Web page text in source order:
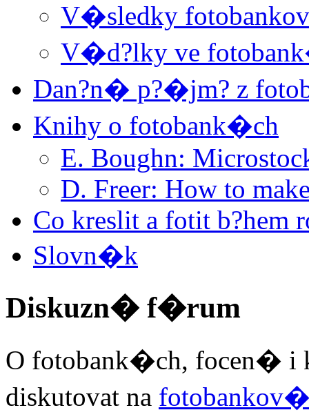
V�sledky
V�d?lky ve
Dan?n� p?�jm? z
Knihy o fotobank�ch
E. Boughn:
D. Freer: How to
Co kreslit a fotit b?hem
Slovn�k
Diskuzn� f�rum
O fotobank�ch, focen� i
diskutovat na